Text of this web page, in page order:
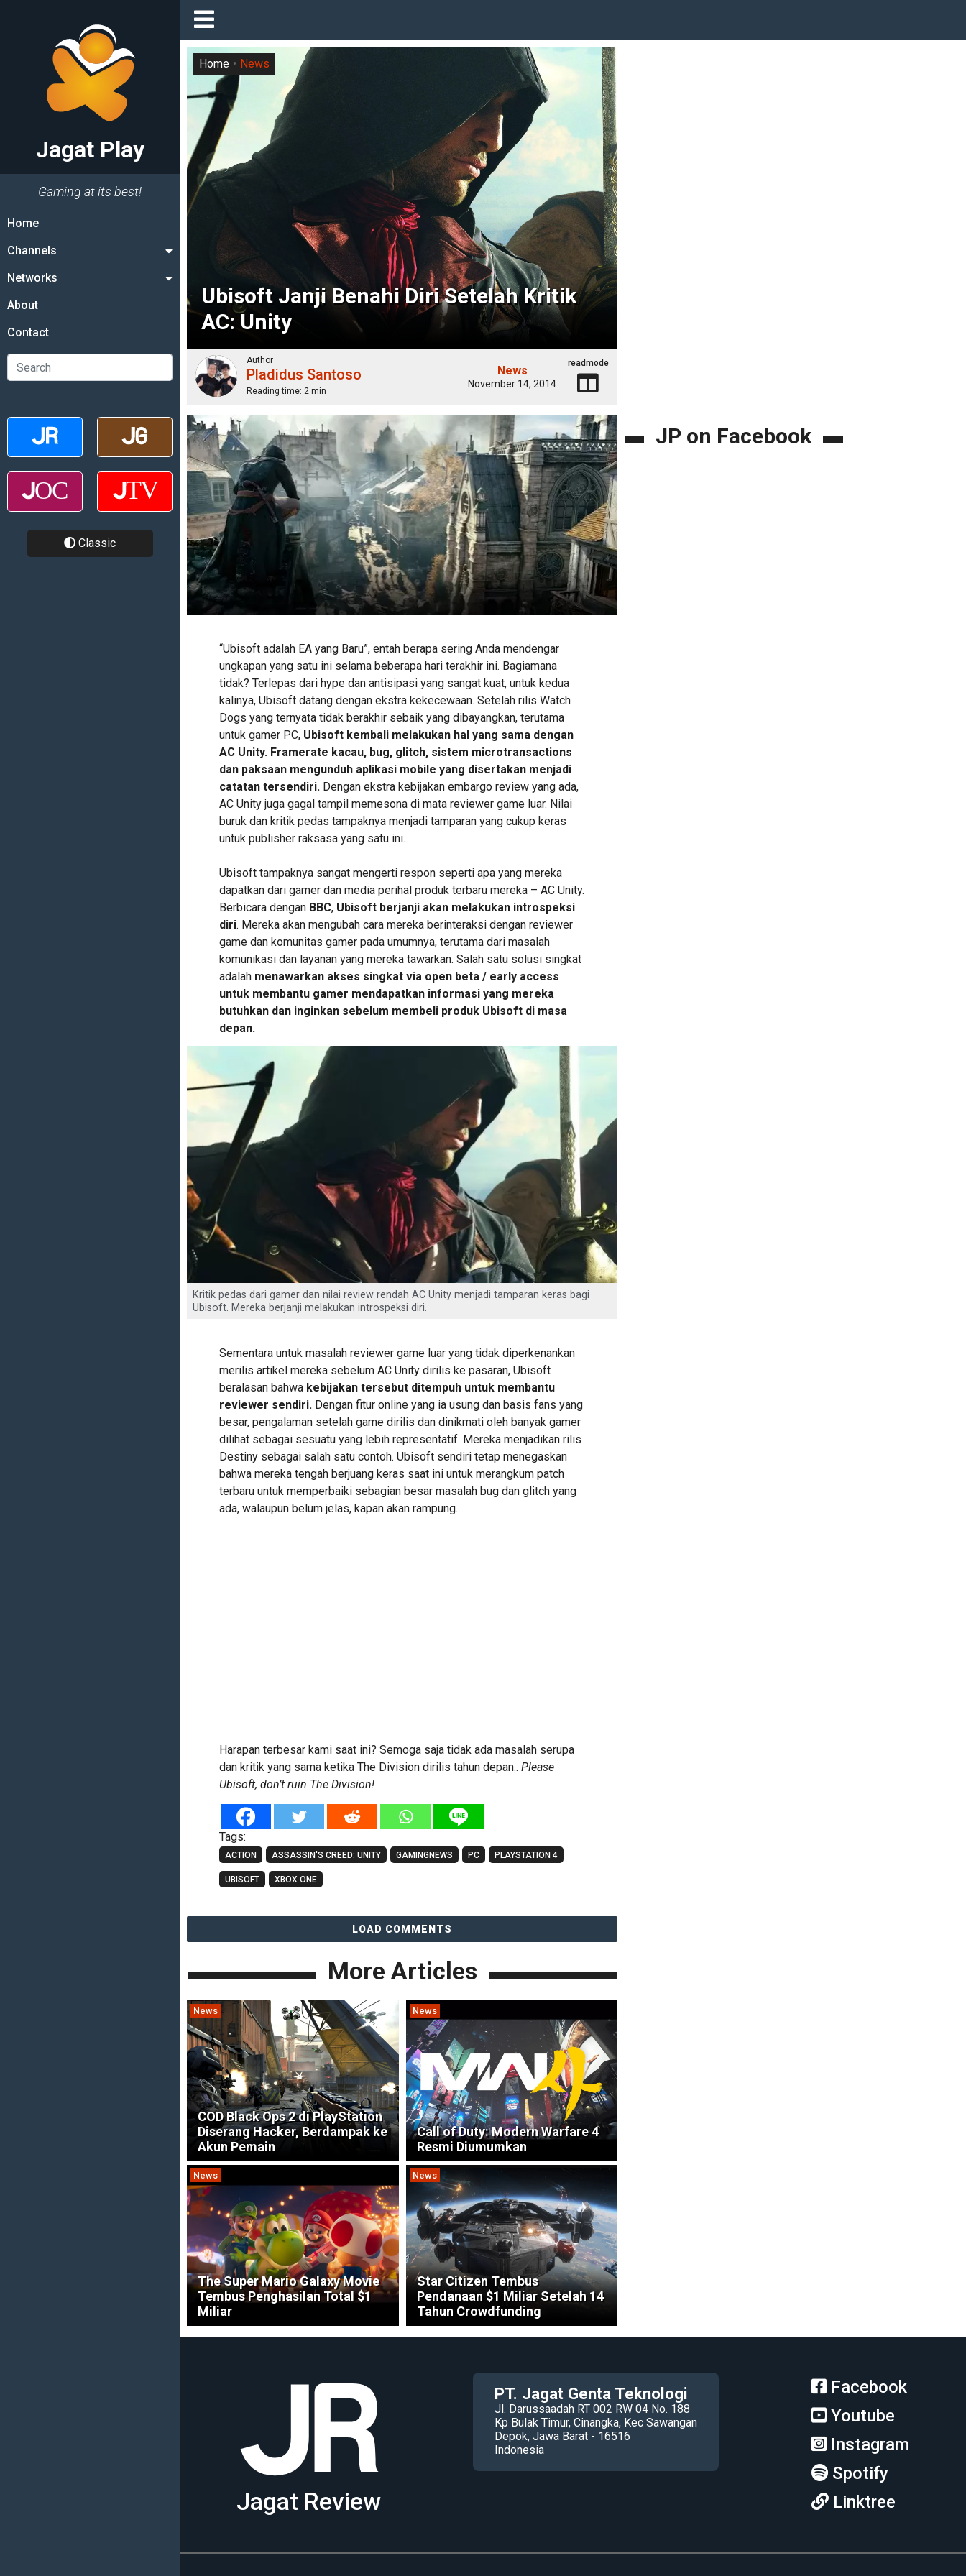
Jagat Play
Gaming at its best!
Home
Channels
Networks
About
Contact
Classic
Ubisoft Janji Benahi Diri Setelah Kritik
AC: Unity
Home News
Author
Pladidus Santoso
Reading time: 2 min
News
November 14, 2014
readmode
“Ubisoft adalah EA yang Baru”, entah berapa sering Anda mendengar
ungkapan yang satu ini selama beberapa hari terakhir ini. Bagiamana
tidak? Terlepas dari hype dan antisipasi yang sangat kuat, untuk kedua
kalinya, Ubisoft datang dengan ekstra kekecewaan. Setelah rilis Watch
Dogs yang ternyata tidak berakhir sebaik yang dibayangkan, terutama
untuk gamer PC,Ubisoft kembali melakukan hal yang sama dengan
AC Unity. Framerate kacau, bug, glitch, sistem microtransactions
dan paksaan mengunduh aplikasi mobile yang disertakan menjadi
catatan tersendiri. Dengan ekstra kebijakan embargo review yang ada,
AC Unity juga gagal tampil memesona di mata reviewer game luar. Nilai
buruk dan kritik pedas tampaknya menjadi tamparan yang cukup keras
untuk publisher raksasa yang satu ini.
Ubisoft tampaknya sangat mengerti respon seperti apa yang mereka
dapatkan dari gamer dan media perihal produk terbaru mereka – AC Unity.
Berbicara dengan BBC, Ubisoft berjanji akan melakukan introspeksi
diri. Mereka akan mengubah cara mereka berinteraksi dengan reviewer
game dan komunitas gamer pada umumnya, terutama dari masalah
komunikasi dan layanan yang mereka tawarkan. Salah satu solusi singkat
adalah menawarkan akses singkat via open beta / early access
untuk membantu gamer mendapatkan informasi yang mereka
butuhkan dan inginkan sebelum membeli produk Ubisoft di masa
depan.
Kritik pedas dari gamer dan nilai review rendah AC Unity menjadi tamparan keras bagi
Ubisoft. Mereka berjanji melakukan introspeksi diri.
Sementara untuk masalah reviewer game luar yang tidak diperkenankan
merilis artikel mereka sebelum AC Unity dirilis ke pasaran, Ubisoft
beralasan bahwakebijakan tersebut ditempuh untuk membantu
reviewer sendiri.Dengan fitur online yang ia usung dan basis fans yang
besar, pengalaman setelah game dirilis dan dinikmati oleh banyak gamer
dilihat sebagai sesuatu yang lebih representatif. Mereka menjadikan rilis
Destiny sebagai salah satu contoh. Ubisoft sendiri tetap menegaskan
bahwa mereka tengah berjuang keras saat ini untuk merangkum patch
terbaru untuk memperbaiki sebagian besar masalah bug dan glitch yang
ada, walaupun belum jelas, kapan akan rampung.
Harapan terbesar kami saat ini? Semoga saja tidak ada masalah serupa
dan kritik yang sama ketika The Division dirilis tahun depan.. Please
Ubisoft, don’t ruin The Division!
Tags:
ACTION ASSASSIN'S CREED: UNITY GAMINGNEWS PC PLAYSTATION 4
UBISOFT XBOX ONE
LOAD COMMENTS
More Articles
News
COD Black Ops 2 di PlayStation
Diserang Hacker, Berdampak ke
Akun Pemain
News
Call of Duty: Modern Warfare 4
Resmi Diumumkan
News
The Super Mario Galaxy Movie
Tembus Penghasilan Total $1
Miliar
News
Star Citizen Tembus
Pendanaan $1 Miliar Setelah 14
Tahun Crowdfunding
JP on Facebook
Jagat Review
PT. Jagat Genta Teknologi
Jl. Darussaadah RT 002 RW 04 No. 188
Kp Bulak Timur, Cinangka, Kec Sawangan
Depok, Jawa Barat - 16516
Indonesia
Facebook
Youtube
Instagram
Spotify
Linktree